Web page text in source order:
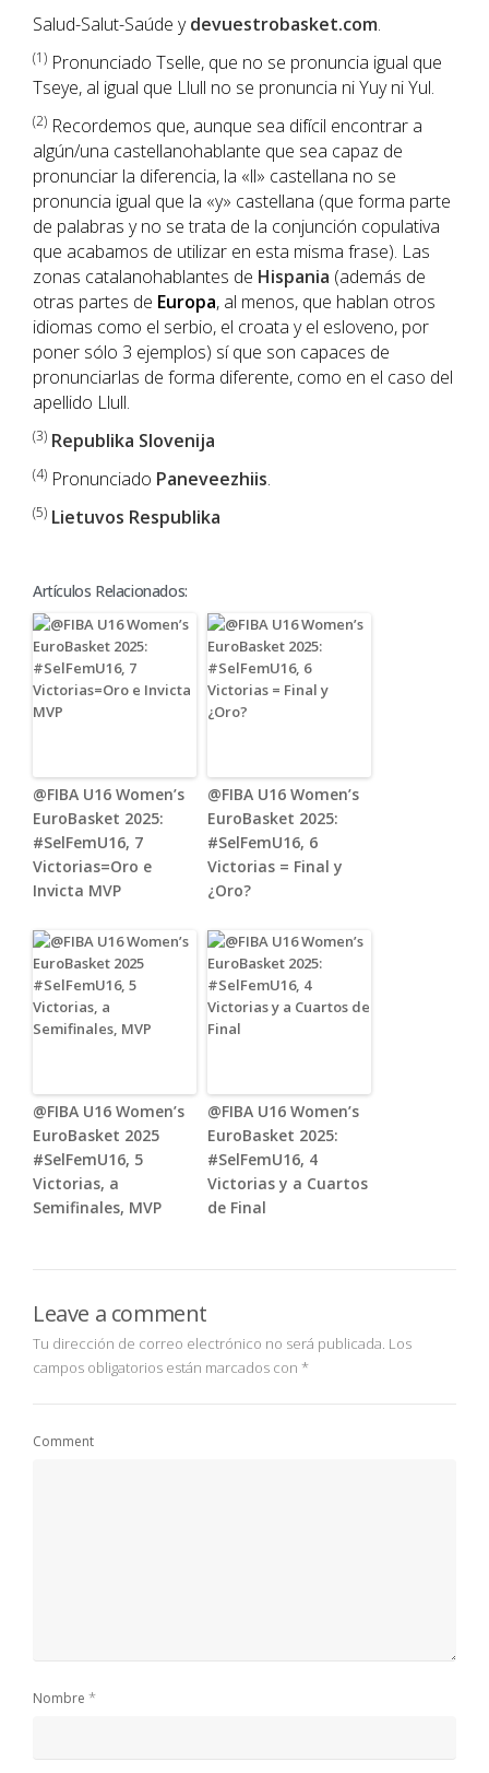
Salud-Salut-Saúde ydevuestrobasket.com.
(1) Pronunciado Tselle, que no se pronuncia igual que
Tseye, al igual que Llull no se pronuncia ni Yuy ni Yul.
(2) Recordemos que, aunque sea difícil encontrar a
algún/una castellanohablante que sea capaz de
pronunciar la diferencia, la «ll» castellana no se
pronuncia igual que la «y» castellana (que forma parte
de palabras y no se trata de la conjunción copulativa
que acabamos de utilizar en esta misma frase). Las
zonas catalanohablantes de Hispania (además de
otras partes de Europa, al menos, que hablan otros
idiomas como el serbio, el croata y el esloveno, por
poner sólo 3 ejemplos) sí que son capaces de
pronunciarlas de forma diferente, como en el caso del
apellido Llull.
(3) Republika Slovenija
(4) Pronunciado Paneveezhiis.
(5) Lietuvos Respublika
Artículos Relacionados:
@FIBA U16 Women’s
EuroBasket 2025:
#SelFemU16, 7
Victorias=Oro e
Invicta MVP
@FIBA U16 Women’s
EuroBasket 2025:
#SelFemU16, 6
Victorias = Final y
¿Oro?
@FIBA U16 Women’s
EuroBasket 2025
#SelFemU16, 5
Victorias, a
Semifinales, MVP
@FIBA U16 Women’s
EuroBasket 2025:
#SelFemU16, 4
Victorias y a Cuartos
de Final
Leave a comment
Tu dirección de correo electrónico no será publicada. Los
campos obligatorios están marcados con *
Comment
Nombre *